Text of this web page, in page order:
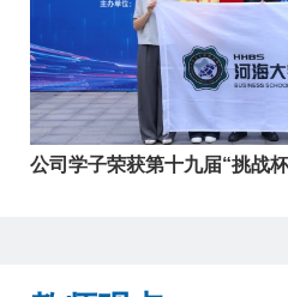
公司学子荣获第十九届“挑战